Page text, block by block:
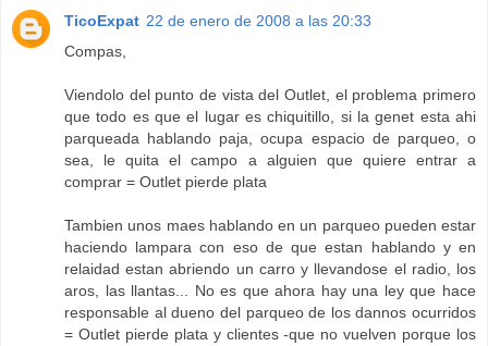
TicoExpat 22 de enero de 2008 a las 20:33
Compas,
Viendolo del punto de vista del Outlet, el problema primero
que todo es que el lugar es chiquitillo, si la genet esta ahi
parqueada hablando paja, ocupa espacio de parqueo, o
sea, le quita el campo a alguien que quiere entrar a
comprar = Outlet pierde plata
Tambien unos maes hablando en un parqueo pueden estar
haciendo lampara con eso de que estan hablando y en
relaidad estan abriendo un carro y llevandose el radio, los
aros, las llantas... No es que ahora hay una ley que hace
responsable al dueno del parqueo de los dannos ocurridos
= Outlet pierde plata y clientes -que no vuelven porque los